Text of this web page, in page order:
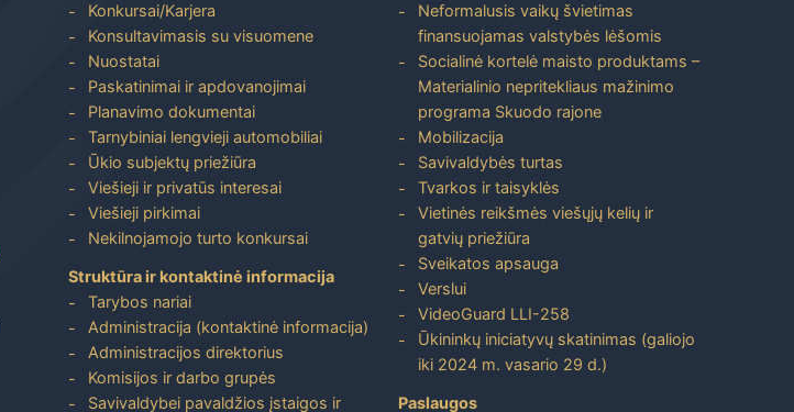
Konkursai/Karjera
Konsultavimasis su visuomene
Nuostatai
Paskatinimai ir apdovanojimai
Planavimo dokumentai
Tarnybiniai lengvieji automobiliai
Ūkio subjektų priežiūra
Viešieji ir privatūs interesai
Viešieji pirkimai
Nekilnojamojo turto konkursai
Struktūra ir kontaktinė informacija
Tarybos nariai
Administracija (kontaktinė informacija)
Administracijos direktorius
Komisijos ir darbo grupės
Savivaldybei pavaldžios įstaigos ir
Neformalusis vaikų švietimas
finansuojamas valstybės lėšomis
Socialinė kortelė maisto produktams –
Materialinio nepritekliaus mažinimo
programa Skuodo rajone
Mobilizacija
Savivaldybės turtas
Tvarkos ir taisyklės
Vietinės reikšmės viešųjų kelių ir
gatvių priežiūra
Sveikatos apsauga
Verslui
VideoGuard LLI-258
Ūkininkų iniciatyvų skatinimas (galiojo
iki 2024 m. vasario 29 d.)
Paslaugos